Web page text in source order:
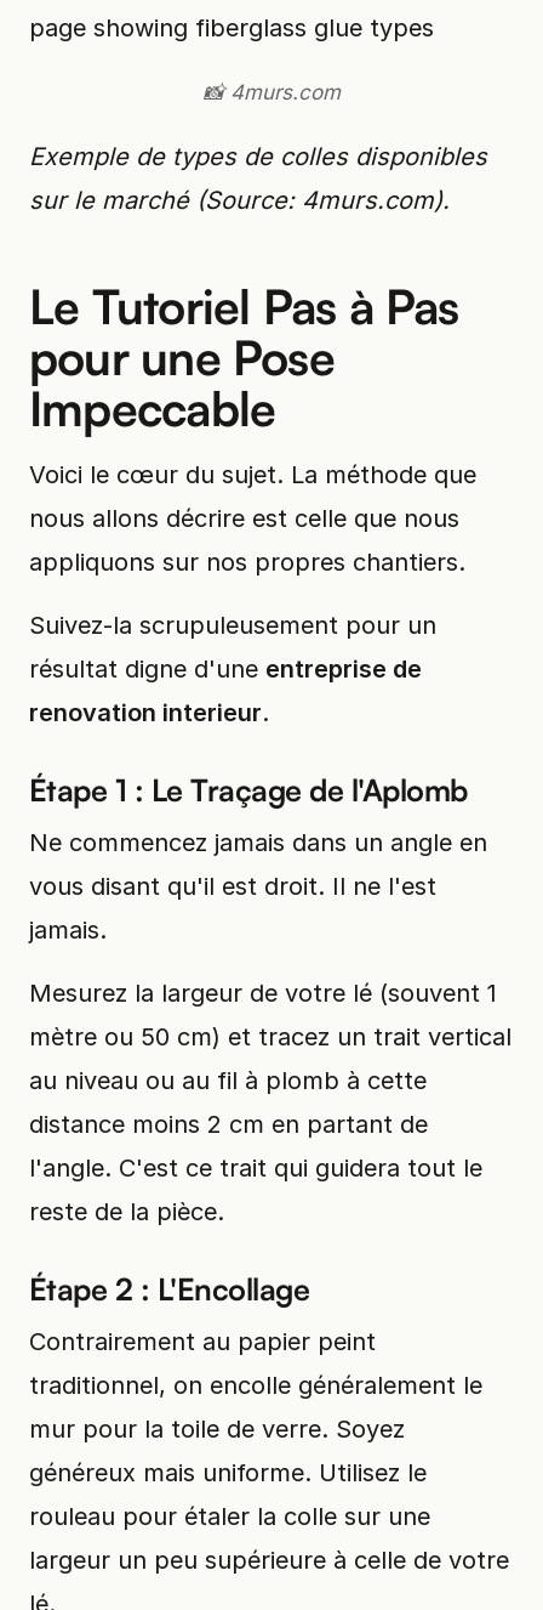
📸 4murs.com
Exemple de types de colles disponibles
sur le marché (Source: 4murs.com).
Le Tutoriel Pas à Pas
pour une Pose
Impeccable
Voici le cœur du sujet. La méthode que
nous allons décrire est celle que nous
appliquons sur nos propres chantiers.
Suivez-la scrupuleusement pour un
résultat digne d'une entreprise de
renovation interieur.
Étape 1 : Le Traçage de l'Aplomb
Ne commencez jamais dans un angle en
vous disant qu'il est droit. Il ne l'est
jamais.
Mesurez la largeur de votre lé (souvent 1
mètre ou 50 cm) et tracez un trait vertical
au niveau ou au fil à plomb à cette
distance moins 2 cm en partant de
l'angle. C'est ce trait qui guidera tout le
reste de la pièce.
Étape 2 : L'Encollage
Contrairement au papier peint
traditionnel, on encolle généralement le
mur pour la toile de verre. Soyez
généreux mais uniforme. Utilisez le
rouleau pour étaler la colle sur une
largeur un peu supérieure à celle de votre